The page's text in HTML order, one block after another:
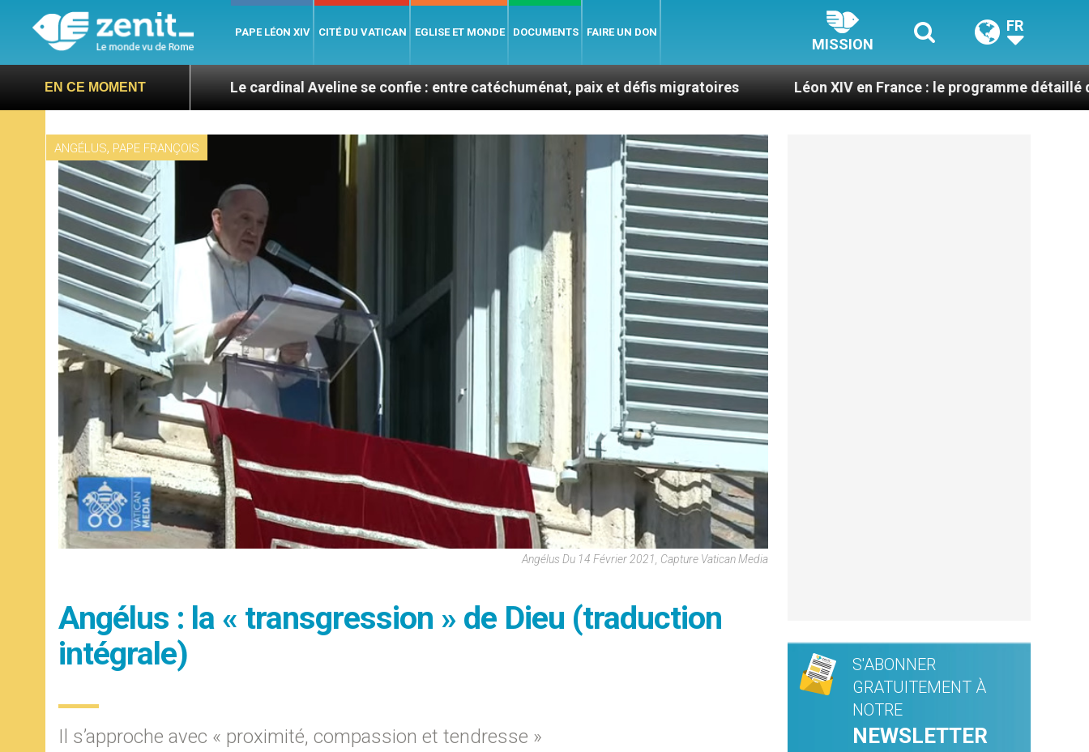
PAPE LÉON XIV CITÉ DU VATICAN EGLISE ET MONDE DOCUMENTS FAIRE UN DON
MISSION
FR
EN CE MOMENT
la Bible Le cardinal Aveline se confie : entre catéchuménat, paix et défis migratoires Léon XIV en France : le programme détaillé de sa visite en
ANGÉLUS, PAPE FRANÇOIS
Angélus Du 14 Février 2021, Capture Vatican Media
Angélus : la « transgression » de Dieu (traduction
intégrale)
Il s’approche avec « proximité, compassion et tendresse »
S'ABONNER
GRATUITEMENT À
NOTRE
NEWSLETTER